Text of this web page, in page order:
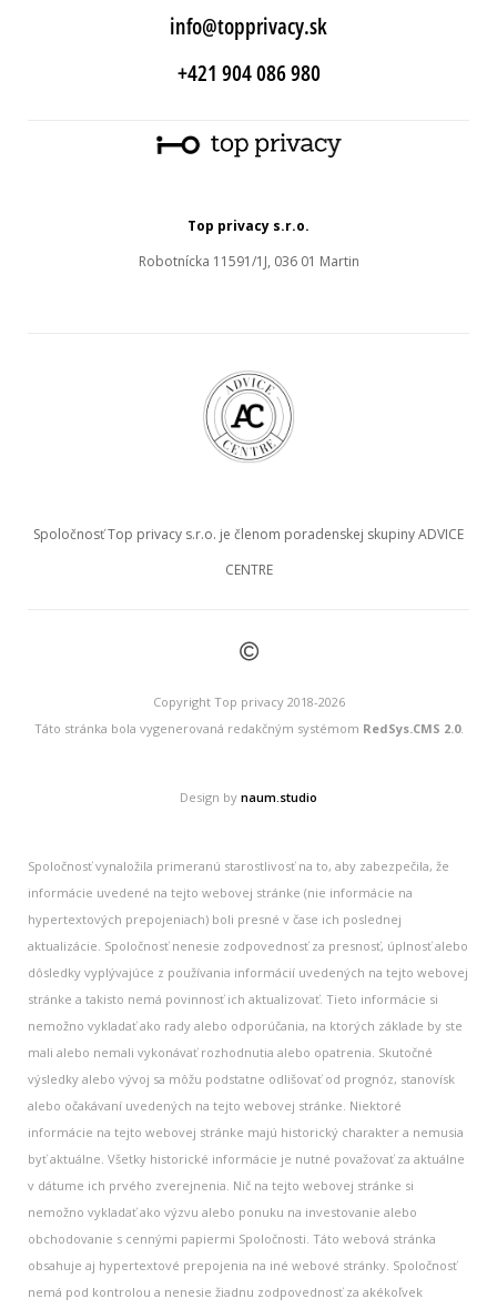
info@topprivacy.sk
+421 904 086 980
Top privacy s.r.o.
Robotnícka 11591/1J, 036 01 Martin
Spoločnosť Top privacy s.r.o. je členom poradenskej skupiny ADVICE
CENTRE
©
Copyright Top privacy 2018-2026
Táto stránka bola vygenerovaná redakčným systémom RedSys.CMS 2.0.
Design by naum.studio
Spoločnosť vynaložila primeranú starostlivosť na to, aby zabezpečila, že
informácie uvedené na tejto webovej stránke (nie informácie na
hypertextových prepojeniach) boli presné v čase ich poslednej
aktualizácie. Spoločnosť nenesie zodpovednosť za presnosť, úplnosť alebo
dôsledky vyplývajúce z používania informácií uvedených na tejto webovej
stránke a takisto nemá povinnosť ich aktualizovať. Tieto informácie si
nemožno vykladať ako rady alebo odporúčania, na ktorých základe by ste
mali alebo nemali vykonávať rozhodnutia alebo opatrenia. Skutočné
výsledky alebo vývoj sa môžu podstatne odlišovať od prognóz, stanovísk
alebo očakávaní uvedených na tejto webovej stránke. Niektoré
informácie na tejto webovej stránke majú historický charakter a nemusia
byť aktuálne. Všetky historické informácie je nutné považovať za aktuálne
v dátume ich prvého zverejnenia. Nič na tejto webovej stránke si
nemožno vykladať ako výzvu alebo ponuku na investovanie alebo
obchodovanie s cennými papiermi Spoločnosti. Táto webová stránka
obsahuje aj hypertextové prepojenia na iné webové stránky. Spoločnosť
nemá pod kontrolou a nenesie žiadnu zodpovednosť za akékoľvek